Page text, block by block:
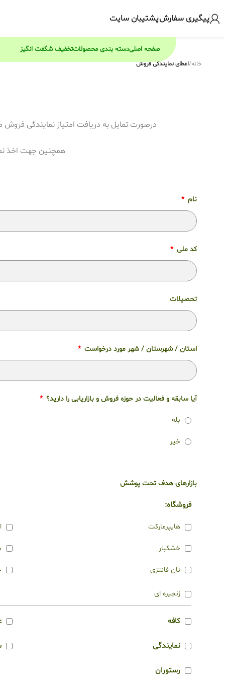
پیگیری سفارشپشتیبان سایت
صفحه اصلیدسته بندی محصولاتتخفیف شگفت انگیز
خانه/اعطای نمایندگی فروش
درصورت تمایل به دریافت امتیاز نمایندگی فروش
همچنین جهت اخذ
نام
کد ملی
تحصیلات
استان / شهرستان / شهر مورد درخواست
آیا سابقه و فعالیت در حوزه فروش و بازاریابی را دارید؟
بله
خیر
بازارهای هدف تحت پوشش
فروشگاه:
هایپرمارکت
خشکبار
نان فانتزی
زنجیره ای
کافه
نمایندگی
رستوران